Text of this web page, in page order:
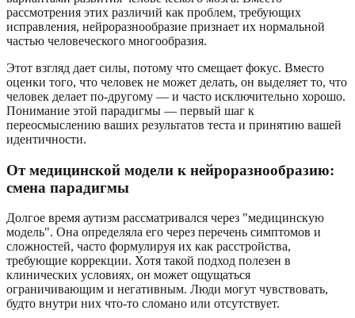
рассмотрения этих различий как проблем, требующих
исправления, нейроразнообразие признает их нормальной
частью человеческого многообразия.
Этот взгляд дает силы, потому что смещает фокус. Вместо
оценки того, что человек не может делать, он выделяет то, что
человек делает по-другому — и часто исключительно хорошо.
Понимание этой парадигмы — первый шаг к
переосмыслению ваших результатов теста и принятию вашей
идентичности.
От медицинской модели к нейроразнообразию:
смена парадигмы
Долгое время аутизм рассматривался через "медицинскую
модель". Она определяла его через перечень симптомов и
сложностей, часто формулируя их как расстройства,
требующие коррекции. Хотя такой подход полезен в
клинических условиях, он может ощущаться
ограничивающим и негативным. Люди могут чувствовать,
будто внутри них что-то сломано или отсутствует.